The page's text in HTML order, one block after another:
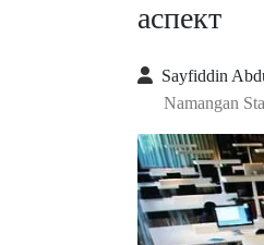
аспект
Sayfiddin
Namangan